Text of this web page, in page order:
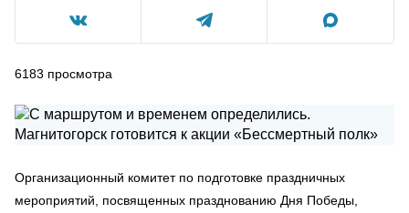
6183 просмотра
Организационный комитет по подготовке праздничных
мероприятий, посвященных празднованию Дня Победы,